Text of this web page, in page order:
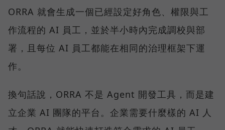
ORRA 就會生成一個已經設定好角色、權限與工
作流程的 AI 員工，並於半小時內完成調校與部
署，且每位 AI 員工都能在相同的治理框架下運
作。
換句話說，ORRA 不是 Agent 開發工具，而是建
立企業 AI 團隊的平台。企業需要什麼樣的 AI 人